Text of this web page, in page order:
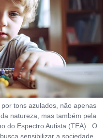
tons azulados, não apenas
natureza, mas também pela
do Espectro Autista (TEA). O
sensibilizar a sociedade